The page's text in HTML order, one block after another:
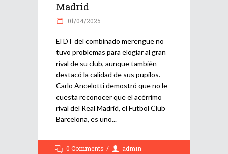
Madrid
01/04/2025
El DT del combinado merengue no
tuvo problemas para elogiar al gran
rival de su club, aunque también
destacó la calidad de sus pupilos.
Carlo Ancelotti demostró que no le
cuesta reconocer que el acérrimo
rival del Real Madrid, el Futbol Club
Barcelona, es uno
0 Comments
admin